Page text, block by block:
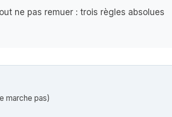
ne pas remuer : trois règles absolues
marche pas)